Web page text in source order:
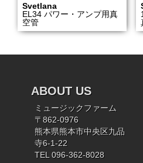
Svetlana
EL34 パワー・アンプ用真
空管
ABOUT US
ミュージックファーム
〒862-0976
熊本県熊本市中央区九品
寺6-1-22
TEL 096-362-8028